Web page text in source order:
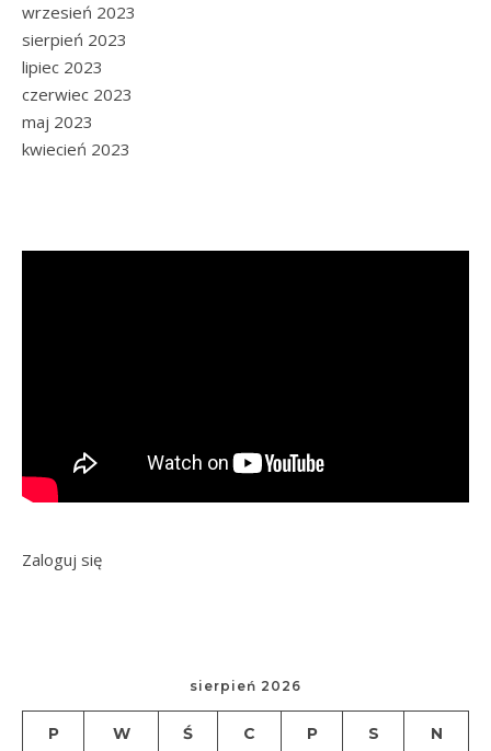
wrzesień 2023
sierpień 2023
lipiec 2023
czerwiec 2023
maj 2023
kwiecień 2023
Zaloguj się
sierpień 2026
P W Ś C P S N